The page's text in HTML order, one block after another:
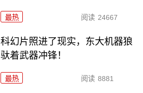
最热 阅读 24667
科幻片照进了现实，东大机器狼
驮着武器冲锋！
最热 阅读 8881